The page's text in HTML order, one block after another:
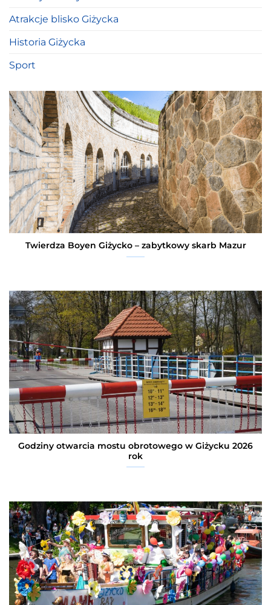
Atrakcje blisko Giżycka
Historia Giżycka
Sport
Twierdza Boyen Giżycko – zabytkowy skarb Mazur
Godziny otwarcia mostu obrotowego w Giżycku 2026
rok